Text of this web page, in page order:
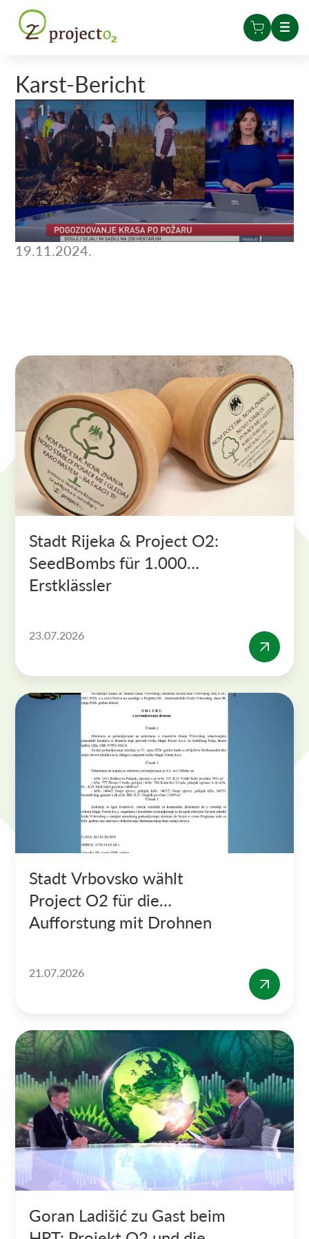
Karst-Bericht
19.11.2024.
Stadt Rijeka & Project O2:
SeedBombs für 1.000
Erstklässler
23.07.2026
Stadt Vrbovsko wählt
Project O2 für die
Aufforstung mit Drohnen
21.07.2026
Goran Ladišić zu Gast beim